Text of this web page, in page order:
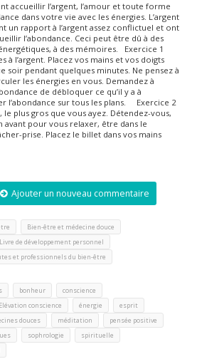
accueillir l’argent, l’amour et toute forme
dans votre vie avec les énergies. L’argent
un rapport à l’argent assez conflictuel et ont
l’abondance. Ceci peut être dû à des
à des mémoires. Exercice 1
à l’argent. Placez vos mains et vos doigts
soir pendant quelques minutes. Ne pensez à
les énergies en vous. Demandez à
de débloquer ce qu’il y a à
l’abondance sur tous les plans. Exercice 2
plus gros que vous ayez. Détendez-vous,
pour vous relaxer, être dans le
prise. Placez le billet dans vos mains
Ajouter un nouveau commentaire
Bien-être et médecine douce
Livre de développement personnel
et professionnels du bien-être
bonheur conscience
Elévation conscience énergie esprit
douces méditation pensée positive
sophrologie spirituelle